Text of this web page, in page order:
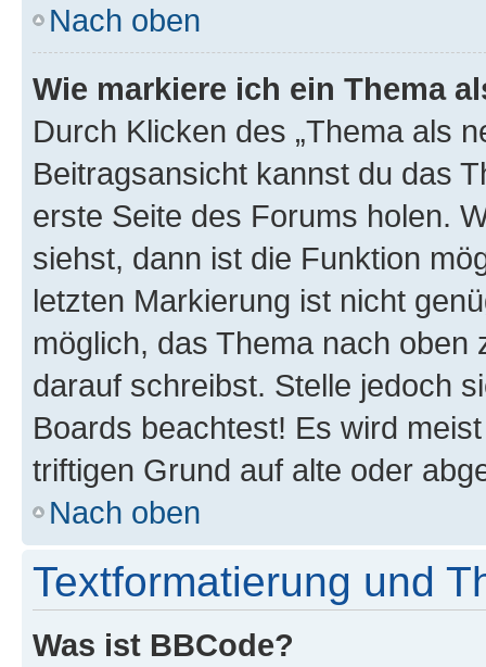
Nach oben
Wie markiere ich ein Thema
Durch Klicken des „Thema als
Beitragsansicht kannst du das
erste Seite des Forums holen.
siehst, dann ist die Funktion
letzten Markierung ist nicht
möglich, das Thema nach oben
darauf schreibst. Stelle jedoch
Boards beachtest! Es wird
triftigen Grund auf alte oder
Nach oben
Textformatierung und
Was ist BBCode?